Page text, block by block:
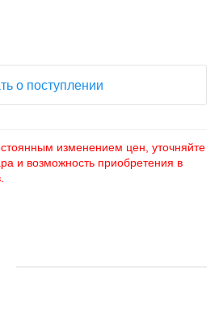
о поступлении
изменением цен, уточняйте
и возможность приобретения в